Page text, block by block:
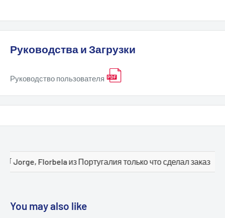
Руководства и Загрузки
Руководство пользователя
только что сделал заказ 🛒 Mudhhi alanazi
You may also like